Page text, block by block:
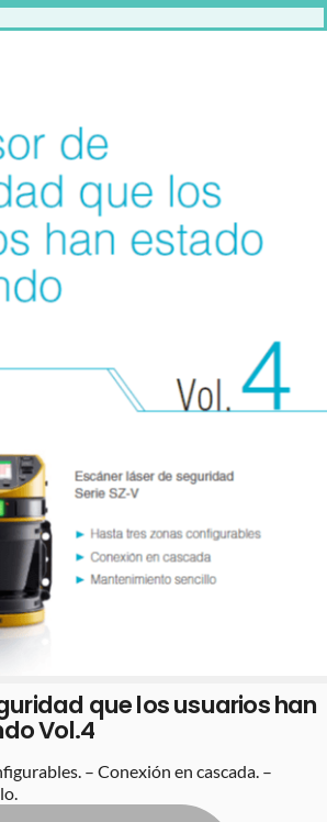
que los usuarios han
Vol.4
– Conexión en cascada. –